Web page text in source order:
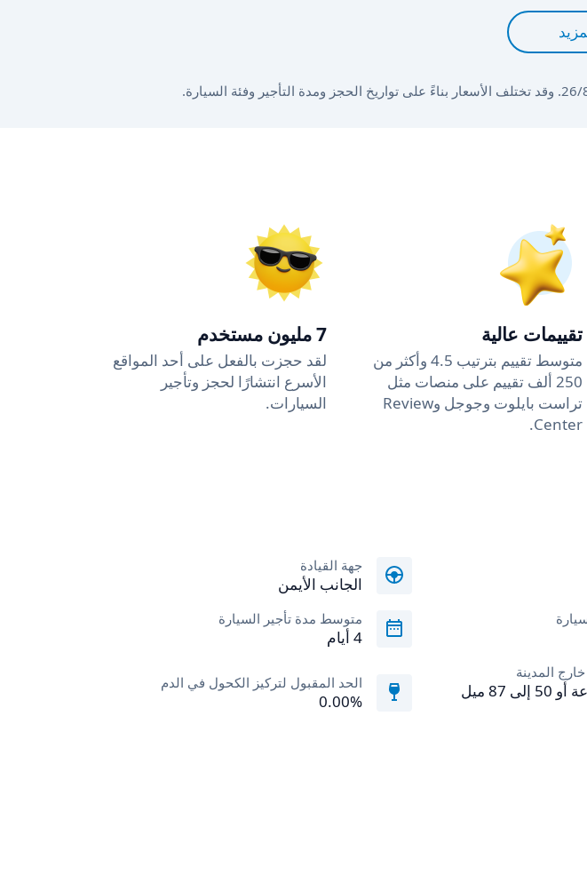
تقييمات عالية
متوسط تقييم بترتيب 4.5 وأكثر من
250 ألف تقييم على منصات مثل
تراست بايلوت وجوجل وReview
Center.
7 مليون مستخدم
لقد حجزت بالفعل على أحد المواقع
الأسرع انتشارًا لحجز وتأجير
السيارات.
جهة القيادة
الجانب الأيمن
متوسط مدة تأجير السيارة
4 أيام
المدينة
80 إلى 140 كم/ساعة أو 50 إلى 87 ميل
الحد المقبول لتركيز الكحول في الدم
0.00‎%‎